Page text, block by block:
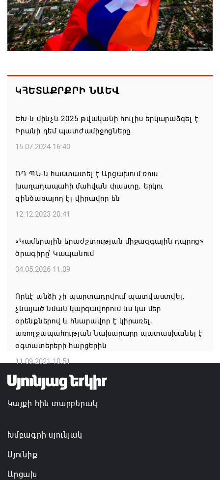
ստացել. Օվերչուկ
06.08.2026 19:03
Հայաստանյայց Առաքելական Եկեղեցու
կառավարության հետ խորացող
հակամարտության պատճառով․ Reuters-ի
Գրիգորյան
06.08.2026 17:04
Արտաքին հետախուզության ծառայության պետի
պաշտոնում
06.08.2026 14:21
պահպանման, թե՛ արտաքին ճակատում հայ
ժողովրդի շահերի պաշտպանության գործը
06.08.2026 14:18
Անդրանիկ Սիմոնյանը վերանշանակվել է ԱԱԾ
ազատվել է պաշտոնից
06.08.2026 14:16
ԿՀԵՏԱՔՐՔՐԻ ՆԱԵՎ
ԵԽ-ն մինչև 2025 թվականի հուլիս երկարաձգել է
Իրանի դեմ պատժամիջոցները
15.07.2024 16:40
ՌԴ ՊՆ-ն հաստատել է Արցախում ռուս
խաղաղապահի մահվան փաստը․ երկու
զինծառայող էլ վիրավոր են
12.12.2023 20:41
«Կամերային երաժշտության միջազգային դպրոց»
ծրագիրը՝ Կապանում
04.05.2026 11:09
Որևէ անձի չի պարտադրվում պատվաստվել,
չնայած նման կարգավորում ևս կա մեր
օրենքներով և հնարավոր է կիրառել․
առողջապահության նախարարը պատասխանել է
օգտատերերի հարցերին
11.09.2021 10:51
Կայքի հին տարբերակ
Խմբագրի սյունյակ
Սյունիք
Արցախ